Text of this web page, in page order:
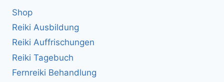
Shop
Reiki Ausbildung
Reiki Auffrischungen
Reiki Tagebuch
Fernreiki Behandlung